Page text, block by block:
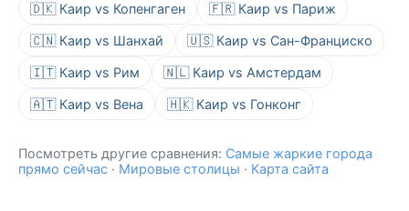
🇩🇰 Каир vs Копенгаген 🇫🇷 Каир vs Париж
🇨🇳 Каир vs Шанхай 🇺🇸 Каир vs Сан-Франциско
🇮🇹 Каир vs Рим 🇳🇱 Каир vs Амстердам
🇦🇹 Каир vs Вена 🇭🇰 Каир vs Гонконг
Посмотреть другие сравнения: Самые жаркие города
прямо сейчас · Мировые столицы · Карта сайта